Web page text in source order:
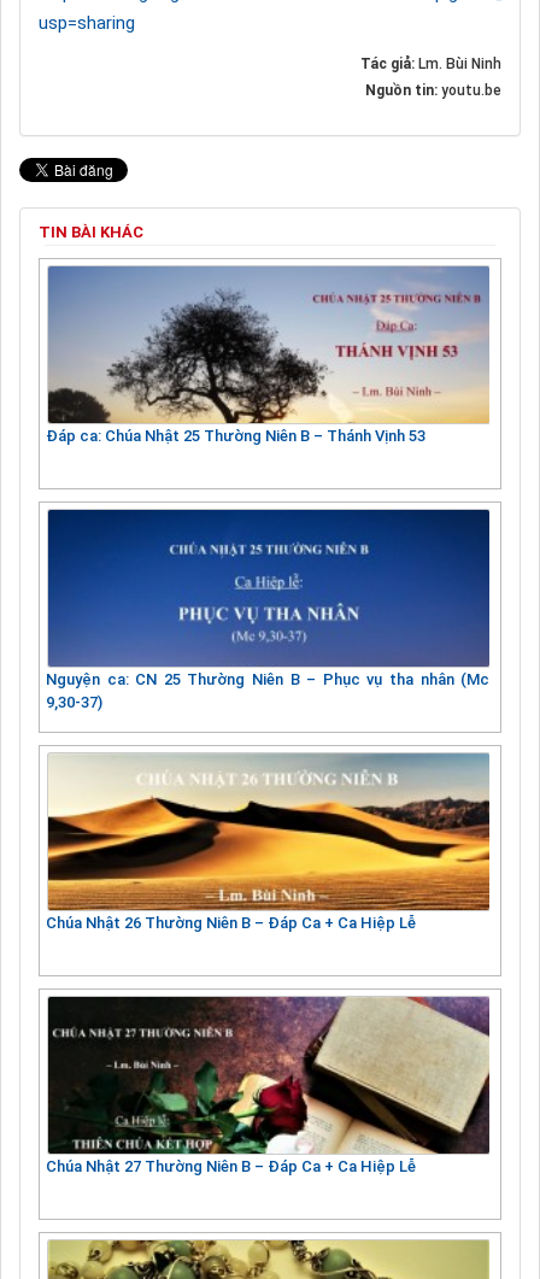
usp=sharing
Tác giả: Lm. Bùi Ninh
Nguồn tin: youtu.be
TIN BÀI KHÁC
Đáp ca: Chúa Nhật 25 Thường Niên B – Thánh Vịnh 53
Nguyện ca: CN 25 Thường Niên B – Phục vụ tha nhân (Mc
9,30-37)
Chúa Nhật 26 Thường Niên B – Đáp Ca + Ca Hiệp Lễ
Chúa Nhật 27 Thường Niên B – Đáp Ca + Ca Hiệp Lễ